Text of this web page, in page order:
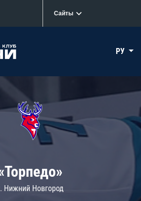
Сайты
РУ
Нижний Новгород